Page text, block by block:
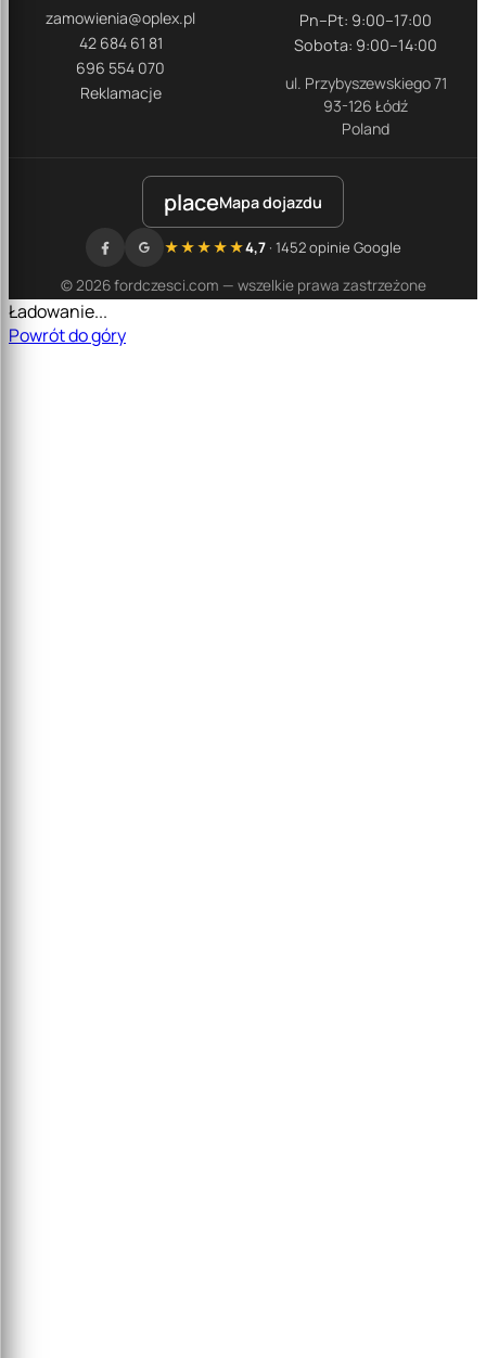
zamowienia@oplex.pl
42 684 61 81
696 554 070
Reklamacje
Pn–Pt: 9:00–17:00
Sobota: 9:00–14:00
ul. Przybyszewskiego 71
93-126 Łódź
Poland
placeMapa dojazdu
© 2026 fordczesci.com — wszelkie prawa zastrzeżone
★★★★★4,7· 1452 opinie Google
Ładowanie...
Powrót do góry